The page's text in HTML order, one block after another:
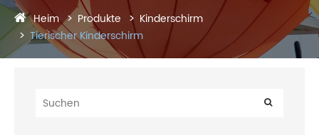
Heim Produkte
Kinderschirm
Tierischer Kinderschirm